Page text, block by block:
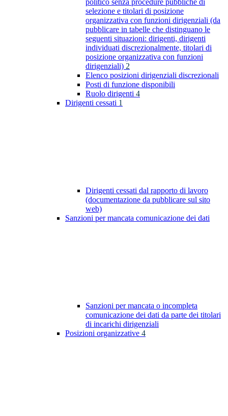
politico senza procedure pubbliche di
selezione e titolari di posizione
organizzativa con funzioni dirigenziali (da
pubblicare in tabelle che distinguano le
seguenti situazioni: dirigenti, dirigenti
individuati discrezionalmente, titolari di
posizione organizzativa con funzioni
dirigenziali) 2
Elenco posizioni dirigenziali discrezionali
Posti di funzione disponibili
Ruolo dirigenti 4
Dirigenti cessati 1
Dirigenti cessati dal rapporto di lavoro
(documentazione da pubblicare sul sito
web)
Sanzioni per mancata comunicazione dei dati
Sanzioni per mancata o incompleta
comunicazione dei dati da parte dei titolari
di incarichi dirigenziali
Posizioni organizzative 4